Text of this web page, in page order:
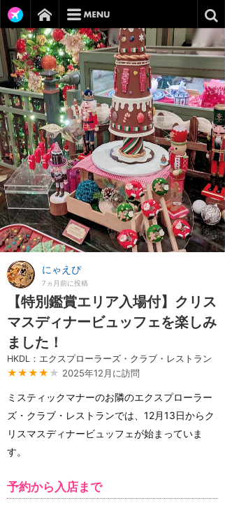
にゃえぴ
7ヵ月前に投稿
【特別鑑賞エリア入場付】クリス
マスディナービュッフェを楽しみ
ました！
HKDL：エクスプローラーズ・クラブ・レストラン
★★★★ ★ 2025年12月に訪問
ミスティックマナーのお隣のエクスプローラー
ズ・クラブ・レストランでは、12月13日からク
リスマスディナービュッフェが始まっていま
す。
予約から入店まで